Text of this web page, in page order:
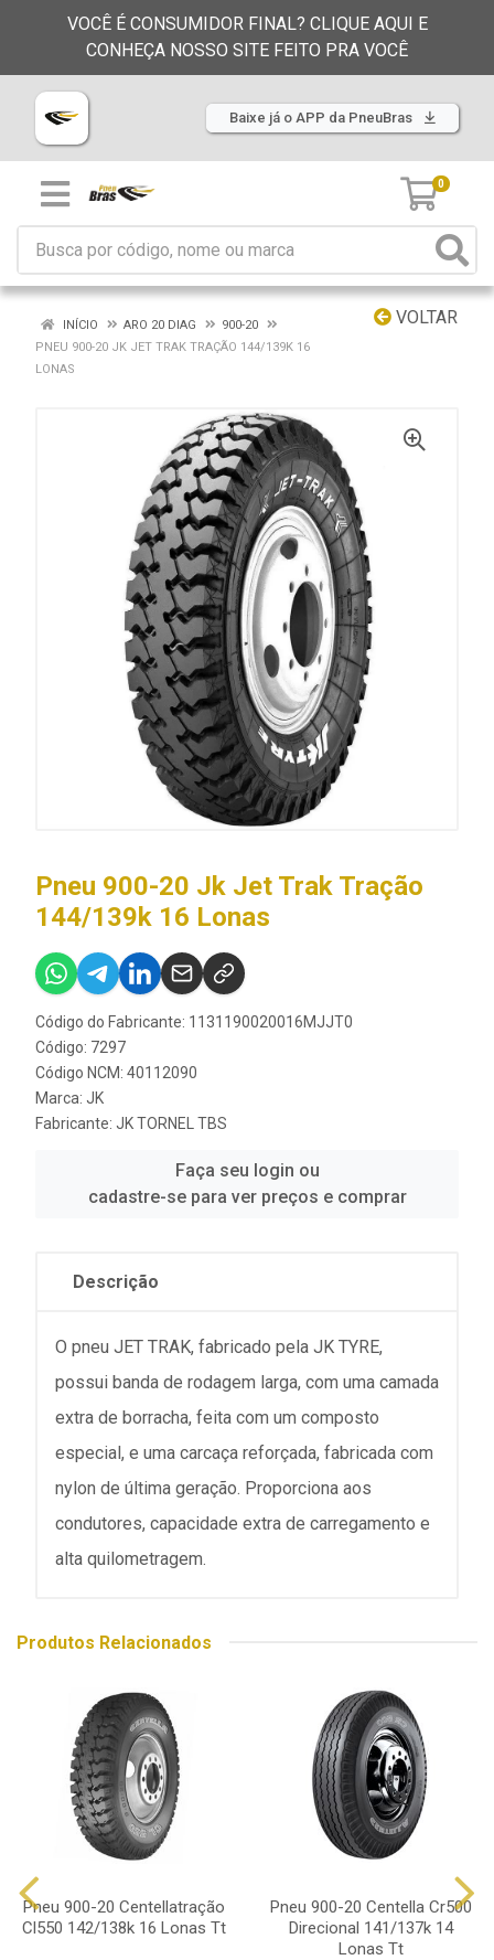
VOCÊ É CONSUMIDOR FINAL? CLIQUE AQUI E
CONHEÇA NOSSO SITE FEITO PRA VOCÊ
Baixe já o APP da PneuBras
0
VOLTAR
INÍCIO ARO 20 DIAG
900-20
PNEU 900-20 JK JET TRAK TRAÇÃO 144/139K 16
LONAS
Pneu 900-20 Jk Jet Trak Tração
144/139k 16 Lonas
Código do Fabricante: 1131190020016MJJT0
Código: 7297
Código NCM: 40112090
Marca: JK
Fabricante: JK TORNEL TBS
Faça seu login ou
cadastre-se para ver preços e comprar
Descrição
O pneu JET TRAK, fabricado pela JK TYRE,
possui banda de rodagem larga, com uma camada
extra de borracha, feita com um composto
especial, e uma carcaça reforçada, fabricada com
nylon de última geração. Proporciona aos
condutores, capacidade extra de carregamento e
alta quilometragem.
Produtos Relacionados
Pneu 900-20 Centellatração
Cl550 142/138k 16 Lonas Tt
Pneu 900-20 Centella Cr500
Direcional 141/137k 14
Lonas Tt